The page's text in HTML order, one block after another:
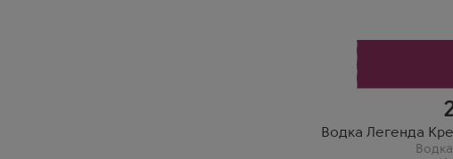
Водка Легенда
Водка